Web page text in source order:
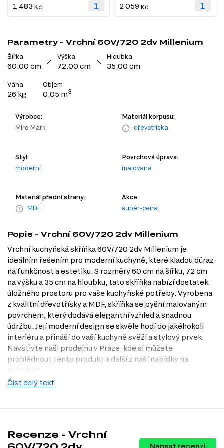
1 483 Kč 2 059 Kč
Parametry - Vrchní 60V/720 2dv Millenium
Šířka
60.00 cm
Výška
72.00 cm
Hloubka
35.00 cm
Váha
26 kg
Objem
0.05 m3
Výrobce:
Miro Mark
Materiál korpusu:
dřevotříska
Styl:
moderní
Povrchová úprava:
malovaná
Materiál přední strany:
MDF
Akce:
super-cena
Popis - Vrchní 60V/720 2dv Millenium
Vrchní kuchyňská skříňka 60V/720 2dv Millenium je
ideálním řešením pro moderní kuchyně, které kladou důraz
na funkčnost a estetiku. S rozměry 60 cm na šířku, 72 cm
na výšku a 35 cm na hloubku, tato skříňka nabízí dostatek
úložného prostoru pro vaše kuchyňské potřeby. Vyrobena
z kvalitní dřevotřísky a MDF, skříňka se pyšní malovaným
povrchem, který dodává elegantní vzhled a snadnou
údržbu. Její moderní design se skvěle hodí do jakéhokoli
interiéru a přináší do vaší kuchyně svěží a stylový prvek.
Navštivte naši prodejnu v Praze, kde si můžete
prohlédnout tento produkt a další z naší nabídky na
Dubok.cz.
Dostupné modifikace produktu
Barva těla: dub kraft
Číst celý text
Recenze - Vrchní
Napsat recenzi